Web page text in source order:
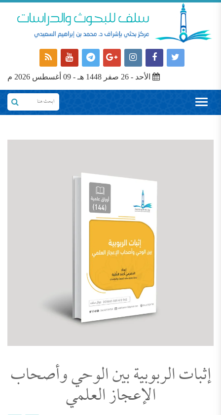
الأحد - 26 صفر 1448 هـ - 09 أغسطس 2026 م
إثبات الربوبية بين الوحي وأصحاب
الإعجاز العلمي